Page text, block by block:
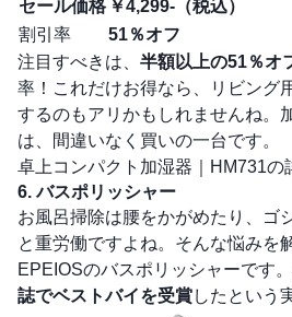
セール価格 ￥4,299-（税込）
割引率
51％オフ
注目すべきは、 半額以上の51％オ
率！これだけお得なら、リビング
するのもアリかもしれませんね。
は、間違いなく買いの一台です。
卓上コンパクト加湿器｜HM731の
6. バスポリッシャー
お風呂掃除は腰をかがめたり、ゴ
と重労働ですよね。そんな悩みを
EPEIOSのバスポリッシャーです
誌でベストバイを受賞したという